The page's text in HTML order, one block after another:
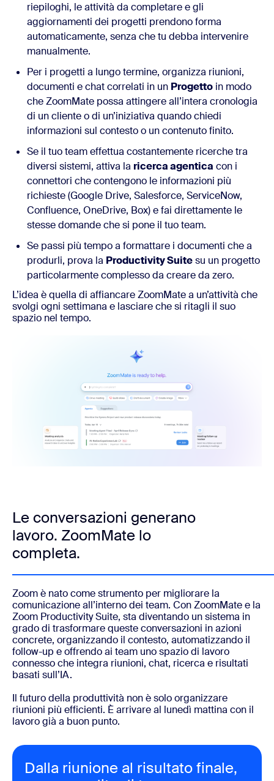
riepiloghi, le attività da completare e gli
aggiornamenti dei progetti prendono forma
automaticamente, senza che tu debba intervenire
manualmente.
Per i progetti a lungo termine, organizza riunioni,
documenti e chat correlati in un Progetto in modo
che ZoomMate possa attingere all’intera cronologia
di un cliente o di un’iniziativa quando chiedi
informazioni sul contesto o un contenuto finito.
Se il tuo team effettua costantemente ricerche tra
diversi sistemi, attiva la ricerca agentica con i
connettori che contengono le informazioni più
richieste (Google Drive, Salesforce, ServiceNow,
Confluence, OneDrive, Box) e fai direttamente le
stesse domande che si pone il tuo team.
Se passi più tempo a formattare i documenti che a
produrli, prova la Productivity Suitesu un progetto
particolarmente complesso da creare da zero.
L’idea è quella di affiancare ZoomMate a un’attività che
svolgi ogni settimana e lasciare che si ritagli il suo
spazio nel tempo.
Le conversazioni generano
lavoro. ZoomMate lo
completa.
Zoom è nato come strumento per migliorare la
comunicazione all’interno dei team. Con ZoomMate e la
Zoom Productivity Suite, sta diventando un sistema in
grado di trasformare queste conversazioni in azioni
concrete, organizzando il contesto, automatizzando il
follow-up e offrendo ai team uno spazio di lavoro
connesso che integra riunioni, chat, ricerca e risultati
basati sull’IA.
Il futuro della produttività non è solo organizzare
riunioni più efficienti. È arrivare al lunedì mattina con il
lavoro già a buon punto.
Dalla riunione al risultato finale,